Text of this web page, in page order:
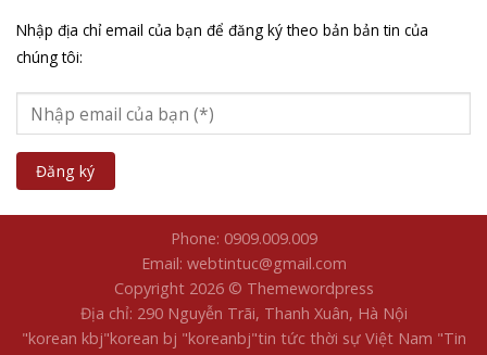
Nhập địa chỉ email của bạn để đăng ký theo bản bản tin của
chúng tôi:
Phone: 0909.009.009
Email: webtintuc@gmail.com
Copyright 2026 © Themewordpress
Địa chỉ: 290 Nguyễn Trãi, Thanh Xuân, Hà Nội
"korean kbj​"korean bj "koreanbj​"tin tức thời sự Việt Nam "Tin